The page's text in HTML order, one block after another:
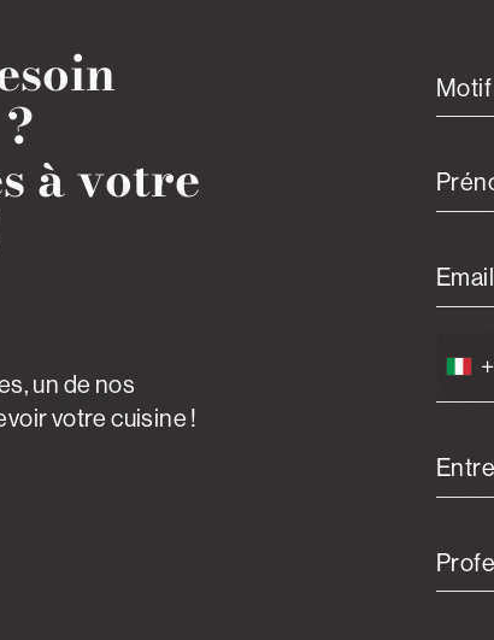
à votre
un de nos
votre cuisine !